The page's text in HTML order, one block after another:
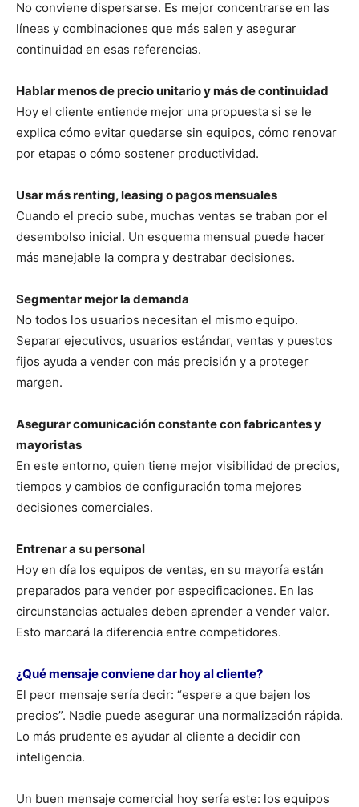
No conviene dispersarse. Es mejor concentrarse en las
líneas y combinaciones que más salen y asegurar
continuidad en esas referencias.
Hablar menos de precio unitario y más de continuidad
Hoy el cliente entiende mejor una propuesta si se le
explica cómo evitar quedarse sin equipos, cómo renovar
por etapas o cómo sostener productividad.
Usar más renting, leasing o pagos mensuales
Cuando el precio sube, muchas ventas se traban por el
desembolso inicial. Un esquema mensual puede hacer
más manejable la compra y destrabar decisiones.
Segmentar mejor la demanda
No todos los usuarios necesitan el mismo equipo.
Separar ejecutivos, usuarios estándar, ventas y puestos
fijos ayuda a vender con más precisión y a proteger
margen.
Asegurar comunicación constante con fabricantes y
mayoristas
En este entorno, quien tiene mejor visibilidad de precios,
tiempos y cambios de configuración toma mejores
decisiones comerciales.
Entrenar a su personal
Hoy en día los equipos de ventas, en su mayoría están
preparados para vender por especificaciones. En las
circunstancias actuales deben aprender a vender valor.
Esto marcará la diferencia entre competidores.
¿Qué mensaje conviene dar hoy al cliente?
El peor mensaje sería decir: “espere a que bajen los
precios”. Nadie puede asegurar una normalización rápida.
Lo más prudente es ayudar al cliente a decidir con
inteligencia.
Un buen mensaje comercial hoy sería este: los equipos